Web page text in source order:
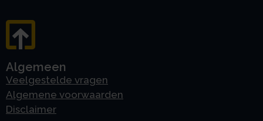
Algemeen
Veelgestelde vragen
Algemene voorwaarden
Disclaimer